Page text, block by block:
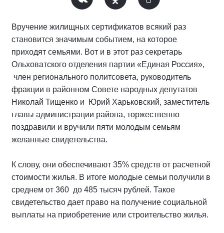
Вручение жилищных сертификатов всякий раз
становится значимым событием, на которое
приходят семьями. Вот и в этот раз секретарь
Ольховатского отделения партии «Единая Россия»,
член регионального политсовета, руководитель
фракции в районном Совете народных депутатов
Николай Тищенко и Юрий Харьковский, заместитель
главы администрации района, торжественно
поздравили и вручили пяти молодым семьям
желанные свидетельства.
К слову, они обеспечивают 35% средств от расчетной
стоимости жилья. В итоге молодые семьи получили в
среднем от 360 до 485 тысяч рублей. Такое
свидетельство дает право на получение социальной
выплаты на приобретение или строительство жилья.